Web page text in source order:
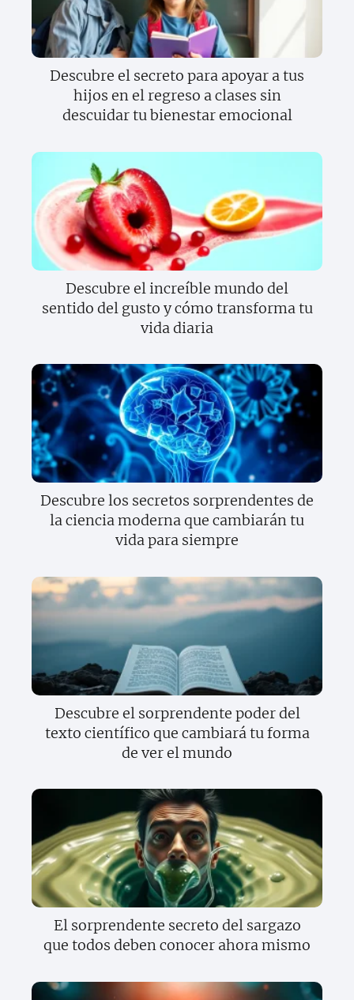
Descubre el secreto para apoyar a tus
hijos en el regreso a clases sin
descuidar tu bienestar emocional
Descubre el increíble mundo del
sentido del gusto y cómo transforma tu
vida diaria
Descubre los secretos sorprendentes de
la ciencia moderna que cambiarán tu
vida para siempre
Descubre el sorprendente poder del
texto científico que cambiará tu forma
de ver el mundo
El sorprendente secreto del sargazo
que todos deben conocer ahora mismo